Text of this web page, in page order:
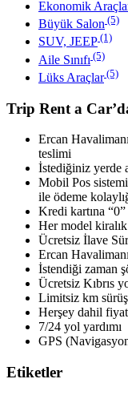
Ekonomik
Büyük Salon (5)
SUV, JEEP (1)
Aile Sınıfı (5)
Lüks Araçlar(5)
Trip Rent a
Ercan
teslimi
İstediğiniz yerde
Mobil Pos sistemi
ile ödeme
Kredi kartına
Her model
Ücretsiz İlave
Ercan
İstendiği zaman
Ücretsiz Kıbrıs
Limitsiz km
Herşey dahil
7/24 yol yardımı
GPS
Etiketler